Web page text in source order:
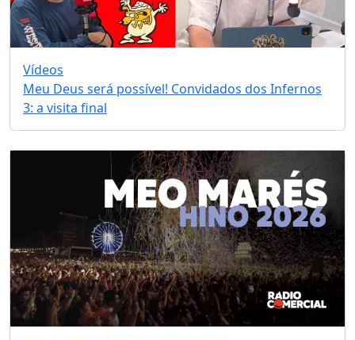
Vídeos
Meu Deus será possível! Convidados dos Infernos
3: a visita final